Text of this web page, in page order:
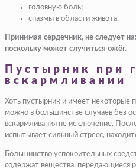
головную боль;
спазмы в области живота.
Принимая сердечник, не следует
поскольку может случиться ожёг.
Пустырник при
вскармливании
Хоть пустырник и имеет некоторые
можно в большинстве случаев без
вскармливания не исключение.
испытывает сильный стресс,
Большинство успокоительных
содержат вещества, передающиеся